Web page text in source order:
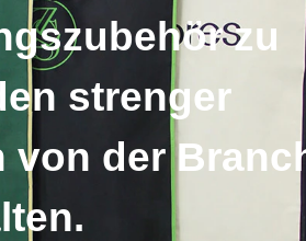
zu
strenger
der